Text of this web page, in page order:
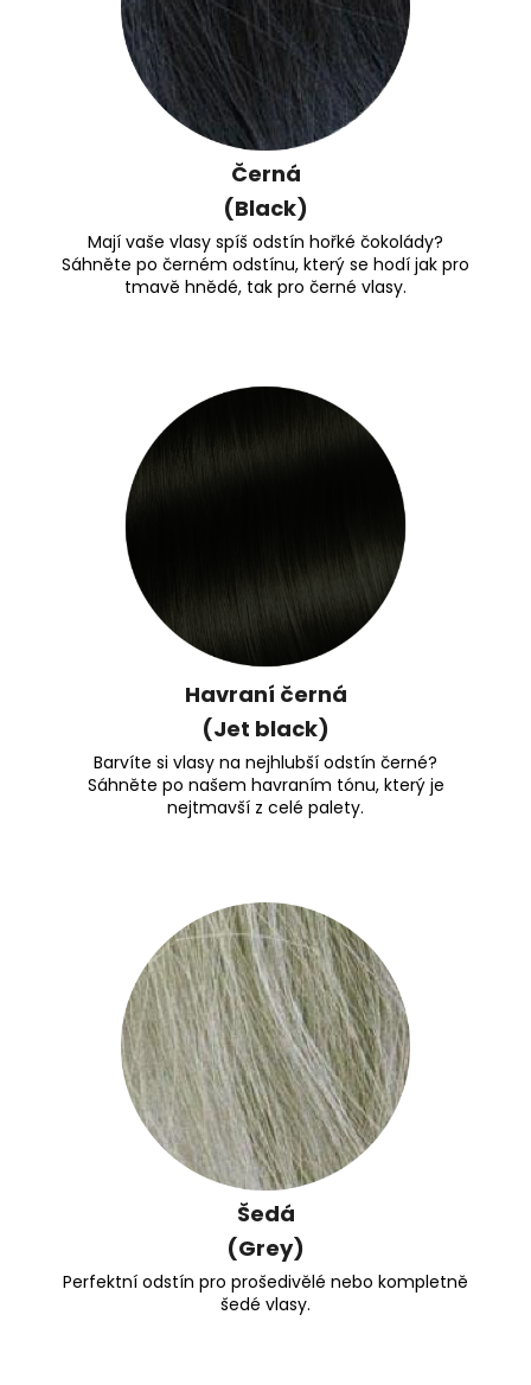
Černá
(Black)
Mají vaše vlasy spíš odstín hořké čokolády?
Sáhněte po černém odstínu, který se hodí jak pro
tmavě hnědé, tak pro černé vlasy.
Havraní černá
(Jet black)
Barvíte si vlasy na nejhlubší odstín černé?
Sáhněte po našem havraním tónu, který je
nejtmavší z celé palety.
Šedá
(Grey)
Perfektní odstín pro prošedivělé nebo kompletně
šedé vlasy.